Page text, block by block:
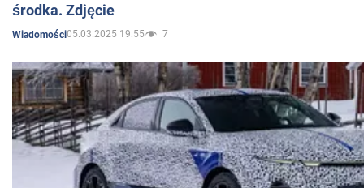
środka. Zdjęcie
Wiadomości05.03.2025 19:55 7